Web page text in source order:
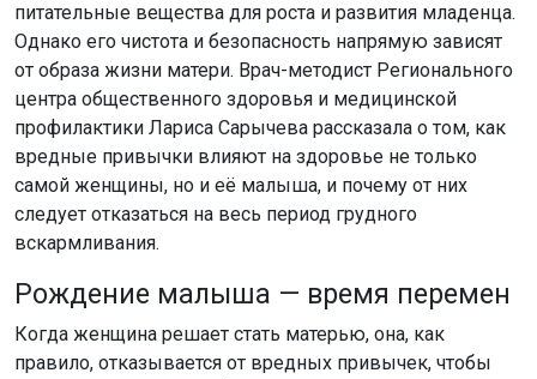
питательные вещества для роста и развития младенца.
Однако его чистота и безопасность напрямую зависят
от образа жизни матери. Врач-методист Регионального
центра общественного здоровья и медицинской
профилактики Лариса Сарычева рассказала о том, как
вредные привычки влияют на здоровье не только
самой женщины, но и её малыша, и почему от них
следует отказаться на весь период грудного
вскармливания.
Рождение малыша — время перемен
Когда женщина решает стать матерью, она, как
правило, отказывается от вредных привычек, чтобы